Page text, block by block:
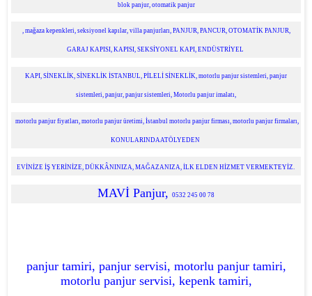
blok panjur, otomatik panjur
, mağaza kepenkleri, seksiyonel kapılar, villa panjurları, PANJUR, PANCUR, OTOMATİK PANJUR,
GARAJ KAPISI, KAPISI, SEKSİYONEL KAPI, ENDÜSTRİYEL
KAPI, SİNEKLİK, SİNEKLİK İSTANBUL, PİLELİ SİNEKLİK, motorlu panjur sistemleri, panjur
sistemleri, panjur, panjur sistemleri, Motorlu panjur imalatı,
motorlu panjur fiyatları, motorlu panjur üretimi, İstanbul motorlu panjur firması, motorlu panjur firmaları,
KONULARINDA ATÖLYEDEN
EVİNİZE İŞ YERİNİZE, DÜKKÂNINIZA, MAĞAZANIZA, İLK ELDEN HİZMET VERMEKTEYİZ.
MAVİ Panjur, 0532 245 00 78
panjur tamiri, panjur servisi, motorlu panjur tamiri,
motorlu panjur servisi, kepenk tamiri,